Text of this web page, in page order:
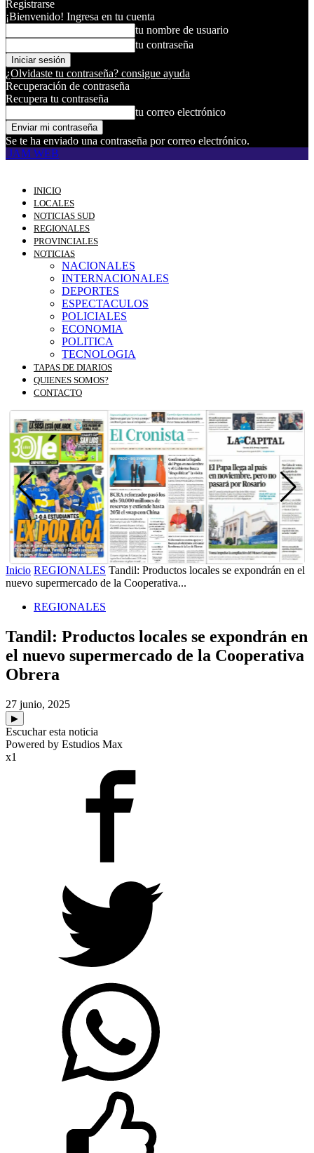
Registrarse
¡Bienvenido! Ingresa en tu cuenta
tu nombre de usuario
tu contraseña
¿Olvidaste tu contraseña? consigue ayuda
Recuperación de contraseña
Recupera tu contraseña
tu correo electrónico
Se te ha enviado una contraseña por correo electrónico.
JAM WEB
INICIO
LOCALES
NOTICIAS SUD
REGIONALES
PROVINCIALES
NOTICIAS
NACIONALES
INTERNACIONALES
DEPORTES
ESPECTACULOS
POLICIALES
ECONOMIA
POLITICA
TECNOLOGIA
TAPAS DE DIARIOS
QUIENES SOMOS?
CONTACTO
Inicio REGIONALES Tandil: Productos locales se expondrán en el
nuevo supermercado de la Cooperativa...
REGIONALES
Tandil: Productos locales se expondrán en
el nuevo supermercado de la Cooperativa
Obrera
27 junio, 2025
▶
Escuchar esta noticia
Powered by Estudios Max
x1